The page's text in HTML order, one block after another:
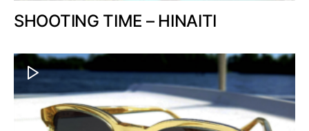
SHOOTING TIME – HINAITI